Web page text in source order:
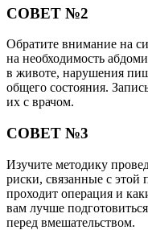
СОВЕТ №2
Обратите внимание на
на необходимость
в животе, нарушения
общего состояния.
их с врачом.
СОВЕТ №3
Изучите методику
риски, связанные с этой
проходит операция и
вам лучше
перед вмешательством.